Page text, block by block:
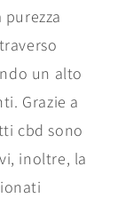
un alto
Grazie a
cbd sono
inoltre, la